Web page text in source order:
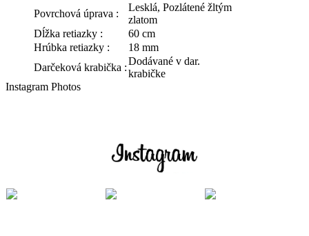
Povrchová úprava :
Lesklá, Pozlátené žltým
zlatom
Dĺžka retiazky :
60 cm
Hrúbka retiazky :
18 mm
Darčeková krabička :
Dodávané v dar.
krabičke
Instagram Photos